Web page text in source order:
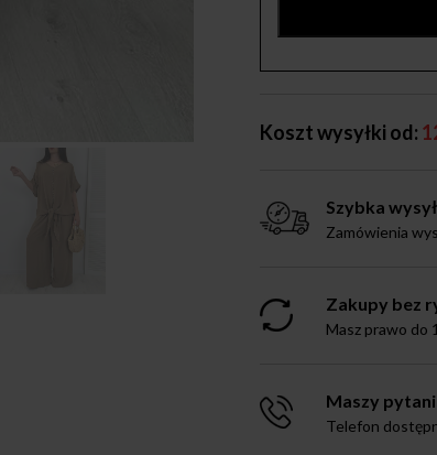
Koszt wysyłki od:
Szybka
Zamówienia
Zakupy bez
Masz prawo do
Maszy
Telefon